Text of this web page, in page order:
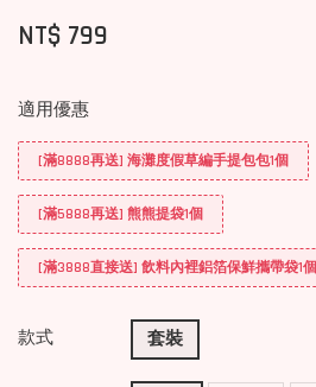
NT$ 799
適用優惠
[滿8888再送] 海灘度假草編手提包包1個
[滿5888再送] 熊熊提袋1個
[滿3888直接送] 飲料內裡鋁箔保鮮攜帶袋1個
款式 套裝